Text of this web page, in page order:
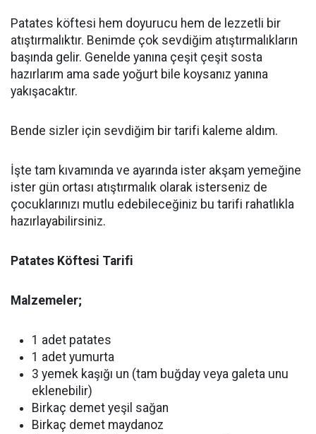
Patates köftesi hem doyurucu hem de lezzetli bir
atıştırmalıktır. Benimde çok sevdiğim atıştırmalıkların
başında gelir. Genelde yanına çeşit çeşit sosta
hazırlarım ama sade yoğurt bile koysanız yanına
yakışacaktır.
Bende sizler için sevdiğim bir tarifi kaleme aldım.
İşte tam kıvamında ve ayarında ister akşam yemeğine
ister gün ortası atıştırmalık olarak isterseniz de
çocuklarınızı mutlu edebileceğiniz bu tarifi rahatlıkla
hazırlayabilirsiniz.
Patates Köftesi Tarifi
Malzemeler;
1 adet patates
1 adet yumurta
3 yemek kaşığı un (tam buğday veya galeta unu
eklenebilir)
Birkaç demet yeşil sağan
Birkaç demet maydanoz